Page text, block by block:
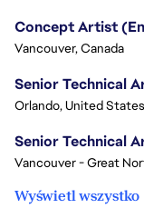
Concept Artist
Vancouver, Canada
Senior Technical
Orlando, United
Senior Technical
Vancouver - Great
Wyświetl wszystko